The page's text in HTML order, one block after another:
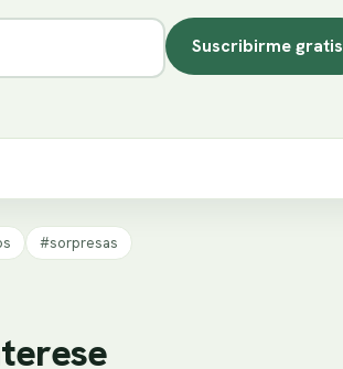
Suscribirme gratis
#sorpresas